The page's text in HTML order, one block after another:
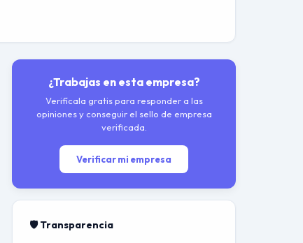
¿Trabajas en esta empresa?
Verifícala gratis para responder a las
opiniones y conseguir el sello de empresa
verificada.
Verificar mi empresa
🛡️ Transparencia